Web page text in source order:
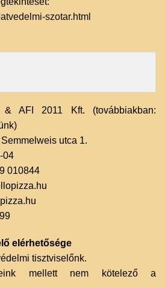
szotar.html
& AFI 2011 Kft. (továbbiakban:
utca 1.
04
010844
elérhetősége
tisztviselőnk.
mellett nem kötelező a